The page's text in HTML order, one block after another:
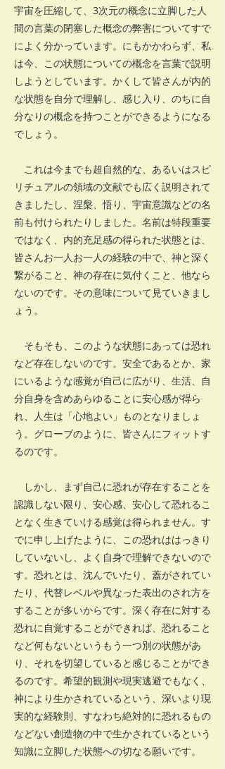
宇宙を圧縮して、3次元の概念に立脚した人
間の言葉の閉塞した概念の弊害についてすで
によく分かっています。にもかかわらず、私
は今、この状態についての概念を言葉で説明
しようとしています。かくして皆さんが内的
な状態を自分で理解し、感じ入り、のちに自
分なりの概念を持つことができるようになる
でしょう。
これは今までも超自然的な、あるいはスピ
リチュアルの領域の文献でも広く説明されて
きましたし、涅槃、悟り、宇宙意識などの名
前も付けられたりしました。名前は特段重要
ではなく、内的充足感の得られた状態とは、
皆さんお一人お一人の経験の中で、神と深く
繋がること、神の存在に気付くこと、他なら
ないのです。その意味について見ていきまし
ょう。
そもそも、このような状態にあっては恐れ
など存在しないのです。安全であるとか、家
にいるような感覚が自己に広がり、生活、自
分自身を含めあらゆることに安心感が得ら
れ、人生は「心地よい」ものとなりましょ
う。グローブのように、皆さんにフィットす
るのです。
しかし、まず自己に恐れが存在することを
認識しない限り、安心感、安心して恐れるこ
となく生きていける感覚は得られません。す
でに申し上げたように、この恐れははっきり
していないし、よく自身で理解できないので
す。恐れとは、沈んでいたり、蓋がされてい
たり、代替レベルや異なった表出のされ方を
することが多いからです。深く存在に対する
恐れに自覚することができれば、恐れること
など何もないというもう一つ別の状態があ
り、それを切望していると感じることができ
るのです。希望的観測や現実逃避でもなく、
神により生かされているという、深いより現
実的な経験則、すなわち絶対的に恐れるもの
などない創造物の中で生かされているという
知識に立脚した状態への切なる願いです。